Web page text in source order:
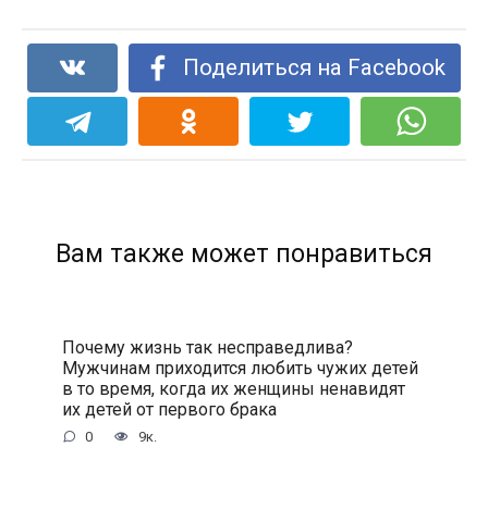
Поделиться на Facebook
Вам также может понравиться
Почему жизнь так несправедлива?
Мужчинам приходится любить чужих детей
в то время, когда их женщины ненавидят
их детей от первого брака
0 9к.